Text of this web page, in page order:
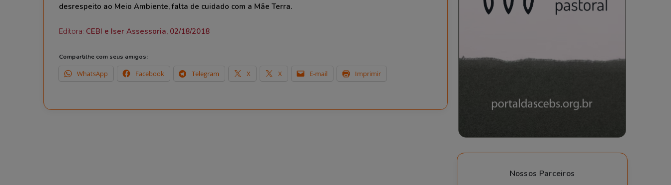
desrespeito ao Meio Ambiente, falta de cuidado com a Mãe Terra.
Editora: CEBI e Iser Assessoria, 02/18/2018
Compartilhe com seus amigos:
WhatsApp Facebook Telegram X X E-mail Imprimir
Nossos Parceiros